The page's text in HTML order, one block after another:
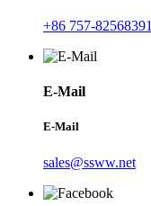
+86 757-82568391
E-Mail
E-Mail
sales@ssww.net